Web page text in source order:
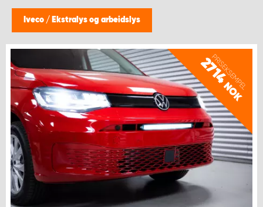
Iveco / Ekstralys og arbeidslys
PRISEKSEMPEL
2714
NOK
WORK SYSTEM HORTEN
WORK SYSTEM KEY ACCOUNT
WORK SYSTEM NORWAY
WORK SYSTEM OSLO
WORK SYSTEM STAVANGER